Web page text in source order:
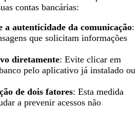
contas bancárias:
a autenticidade da comunicação:
que solicitam informações
diretamente: Evite clicar em
pelo aplicativo já instalado ou
de dois fatores: Esta medida
a prevenir acessos não